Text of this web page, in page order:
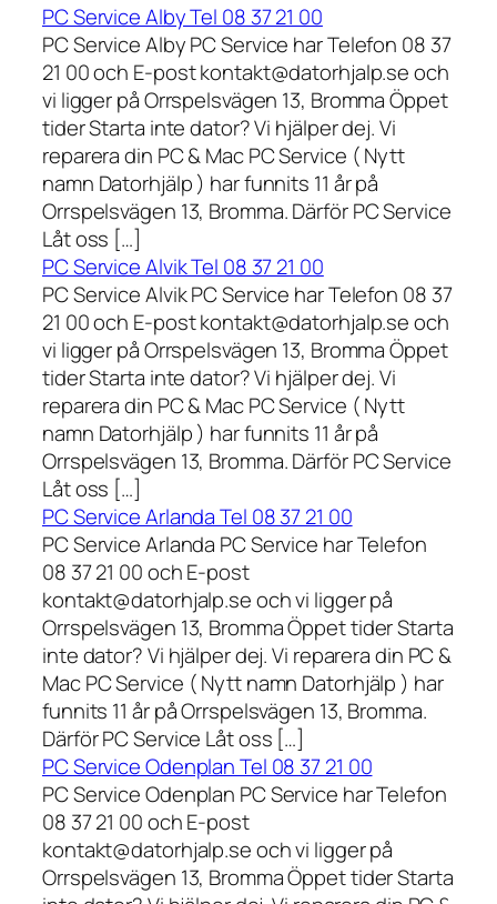
PC Service Alby Tel 08 37 21 00
PC Service Alby PC Service har Telefon 08 37
21 00 och E-post kontakt@datorhjalp.se och
vi ligger på Orrspelsvägen 13, Bromma Öppet
tider Starta inte dator? Vi hjälper dej. Vi
reparera din PC & Mac PC Service ( Nytt
namn Datorhjälp ) har funnits 11 år på
Orrspelsvägen 13, Bromma. Därför PC Service
Låt oss […]
PC Service Alvik Tel 08 37 21 00
PC Service Alvik PC Service har Telefon 08 37
21 00 och E-post kontakt@datorhjalp.se och
vi ligger på Orrspelsvägen 13, Bromma Öppet
tider Starta inte dator? Vi hjälper dej. Vi
reparera din PC & Mac PC Service ( Nytt
namn Datorhjälp ) har funnits 11 år på
Orrspelsvägen 13, Bromma. Därför PC Service
Låt oss […]
PC Service Arlanda Tel 08 37 21 00
PC Service Arlanda PC Service har Telefon
08 37 21 00 och E-post
kontakt@datorhjalp.se och vi ligger på
Orrspelsvägen 13, Bromma Öppet tider Starta
inte dator? Vi hjälper dej. Vi reparera din PC &
Mac PC Service ( Nytt namn Datorhjälp ) har
funnits 11 år på Orrspelsvägen 13, Bromma.
Därför PC Service Låt oss […]
PC Service Odenplan Tel 08 37 21 00
PC Service Odenplan PC Service har Telefon
08 37 21 00 och E-post
kontakt@datorhjalp.se och vi ligger på
Orrspelsvägen 13, Bromma Öppet tider Starta